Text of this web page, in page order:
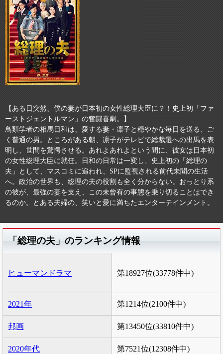
【ある日突然、僕の妻が日本初の女性総理大臣に？！史上初「ファ
ーストジェントルマン」の奮闘喜劇。】
鳥類学者の相馬日和は、愛する妻・凛子と穏やかな毎日を送る、ご
く普通の男。ところがある朝、凛子がテレビで総裁選への出馬を表
明し、世間を驚愕させる。あれよあれよという間に、彼女は日本初
の女性総理大臣に就任。日和の日常は一変し、史上初の「総理の
夫」として、マスコミに追われ、SPに監視される前代未聞の生活
へ。政治の世界も、総理の夫の役割も全く分からない。おっとり系
の彼が、最強の妻を支え、この未曾有の事態を乗り切ることはでき
るのか。とある夫婦の、笑いと愛に満ちたエンターテインメント。
「総理の夫」のランキング情報
ヒューマンドラマ 第18927位(33778件中)
2021年 第1214位(2100件中)
邦画 第13450位(33810件中)
2020年代 第7521位(12308件中)